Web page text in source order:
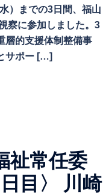
）までの3日間、福山
察に参加しました。3
層的支援体制整備事
サポー […]
祉常任委
目〉 川崎